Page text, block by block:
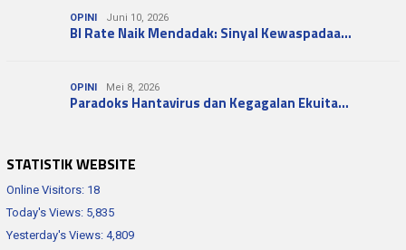
OPINI Juni 10, 2026
BI Rate Naik Mendadak: Sinyal Kewaspadaa…
OPINI Mei 8, 2026
Paradoks Hantavirus dan Kegagalan Ekuita…
STATISTIK WEBSITE
Online Visitors: 18
Today's Views: 5,835
Yesterday's Views: 4,809